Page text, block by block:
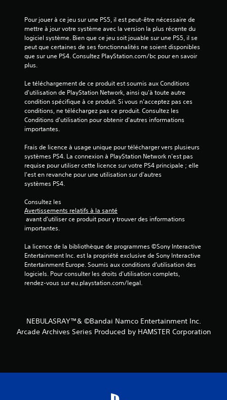
2
a
i
Pour jouer à ce jeu sur une PS5, il est peut-être nécessaire de
mettre à jour votre système avec la version la plus récente du
logiciel système. Bien que ce jeu soit jouable sur une PS5, il se
peut que certaines de ses fonctionnalités ne soient disponibles
que sur une PS4. Consultez PlayStation.com/bc pour en savoir
plus.
Le téléchargement de ce produit est soumis aux Conditions
d'utilisation de PlayStation Network, ainsi qu'à toute autre
condition spécifique à ce produit. Si vous n'acceptez pas ces
conditions, ne téléchargez pas ce produit. Consultez les
Conditions d'utilisation pour obtenir d'autres informations
importantes.
Frais de licence à usage unique pour télécharger vers plusieurs
systèmes PS4. La connexion à PlayStation Network n'est pas
requise pour utiliser cette licence sur votre PS4 principale ; elle
l'est en revanche pour une utilisation sur d'autres
systèmes PS4.
Consultez les
Avertissements relatifs à la santé
importantes.
La licence de la bibliothèque de programmes ©Sony Interactive
Entertainment Inc. est la propriété exclusive de Sony Interactive
Entertainment Europe. Soumis aux conditions d’utilisation des
logiciels. Pour consulter les droits d’utilisation complets,
rendez-vous sur eu.playstation.com/legal.
NEBULASRAY™& ©Bandai Namco Entertainment Inc.
Arcade Archives Series Produced by HAMSTER Corporation